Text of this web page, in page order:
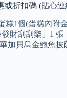
或折扣碼 (貼心連
糕1個(蛋糕內附
財刮刮樂」1
加貝烏金鮑魚